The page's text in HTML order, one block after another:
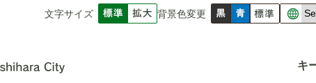
文字サイズ 背景色変更
キ